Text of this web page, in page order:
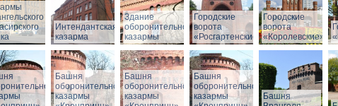
Интендантская
казарма
Здание
оборонительной
казармы
Городские
ворота
«Росгартенские»
Городские
ворота
«Королевские»
Башня
оборонительной
казармы
Башня
оборонительной
казармы
Башня
оборонительной
казармы
Башня